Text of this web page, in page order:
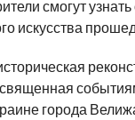
смогут
искусства
города